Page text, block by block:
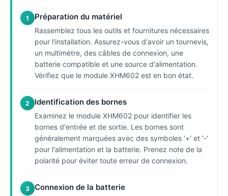
1 Préparation du matériel
Rassemblez tous les outils et fournitures nécessaires
pour l'installation. Assurez-vous d'avoir un tournevis,
un multimètre, des câbles de connexion, une
batterie compatible et une source d'alimentation.
Vérifiez que le module XHM602 est en bon état.
2 Identification des bornes
Examinez le module XHM602 pour identifier les
bornes d'entrée et de sortie. Les bornes sont
généralement marquées avec des symboles '+' et '-'
pour l'alimentation et la batterie. Prenez note de la
polarité pour éviter toute erreur de connexion.
3 Connexion de la batterie